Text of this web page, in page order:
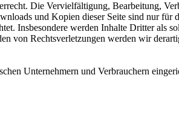
Die Vervielfältigung, Bearbeitung,
und Kopien dieser Seite sind nur für
Insbesondere werden Inhalte Dritter als
von Rechtsverletzungen werden wir
Unternehmern und Verbrauchern